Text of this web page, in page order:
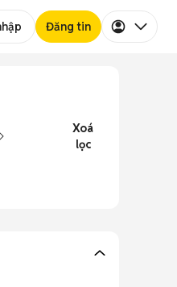
Đăng tin
Xoá
lọc